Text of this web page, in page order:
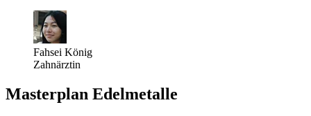
Fahsei König
Zahnärztin
Masterplan Edelmetalle